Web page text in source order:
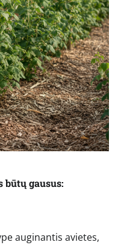
būtų gausus:
auginantis avietes,